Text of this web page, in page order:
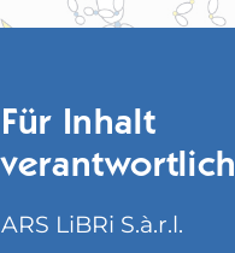
Für Inhalt
verantwortlich
ARS LiBRi S.à.r.l.